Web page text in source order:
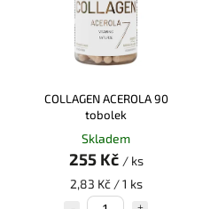
COLLAGEN ACEROLA 90
tobolek
Skladem
255 Kč / ks
2,83 Kč / 1 ks